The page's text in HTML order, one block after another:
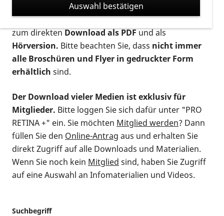
verschiedenen Formaten angeboten: zur
postalischen Bestellung als gedruckte Variante
zum direktenDownload als PDFund als
Hörversion. Bitte beachten Sie, dass nicht immer
alle Broschüren und Flyer in gedruckter Form
erhältlich sind.
Der Download vieler Medien ist exklusiv für
Mitglieder. Bitte loggen Sie sich dafür unter "PRO
RETINA +" ein. Sie möchten Mitglied werden? Dann
füllen Sie den Online-Antrag aus und erhalten Sie
direkt Zugriff auf alle Downloads und Materialien.
Wenn Sie noch kein Mitglied sind, haben Sie Zugriff
auf eine Auswahl an Infomaterialien und Videos.
Suchbegriff
Auswahl bestätigen